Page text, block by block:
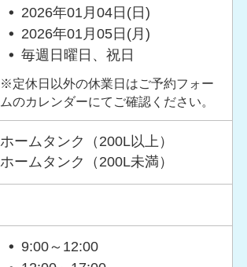
2026年01月04日(日)
2026年01月05日(月)
毎週日曜日、祝日
※定休日以外の休業日はご予約フォー
ムのカレンダーにてご確認ください。
ホームタンク（200L以上）
ホームタンク（200L未満）
9:00～12:00